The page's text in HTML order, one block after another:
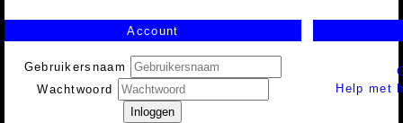
Account
Gebruikersnaam
Wachtwoord
Inloggen
Help met